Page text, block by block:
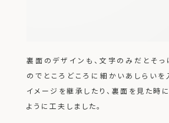
裏面のデザインも、文字のみだとそっ
のでところどころに細かいあしらいを
イメージを継承したり、裏面を見た時
ように工夫しました。